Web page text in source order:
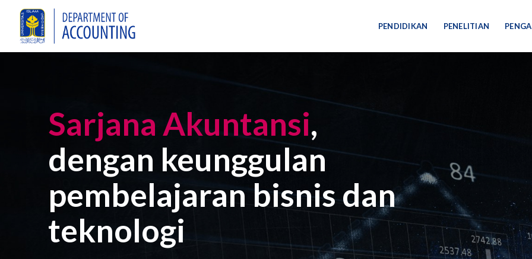
PENDIDIKAN PENELITIAN
Sarjana Akuntansi,
dengan keunggulan
pembelajaran bisnis dan
teknologi